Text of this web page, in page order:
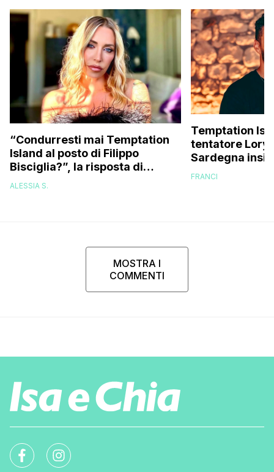
“Condurresti mai Temptation
Island al posto di Filippo
Bisciglia?”, la risposta di
Karina Cascella: “Andrei di
ALESSIA S.
Temptation
tentatore Lory
Sardegna
fidanzate (e
FRANCI
MOSTRA I
COMMENTI